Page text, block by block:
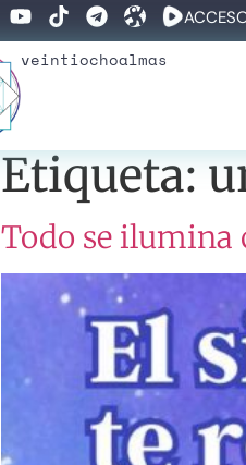
veintiochoalmas
Etiqueta:
Todo se ilumina